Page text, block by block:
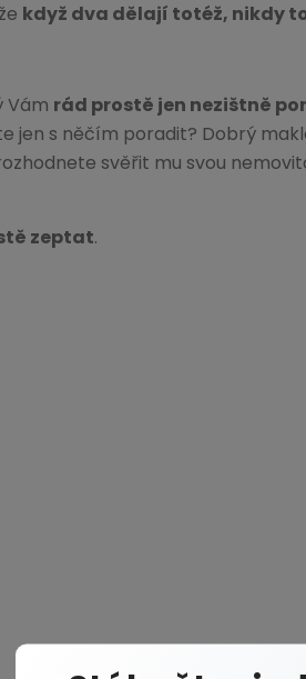
když dva dělají totéž, nikdy
Vám rád prostě jen nezištně
jen s něčím poradit? Dobrý
svěřit mu svou
zeptat.